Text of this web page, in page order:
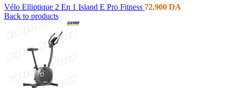
Vélo Elliptique 2 En 1 Island E Pro Fitness 72.900 DA
Back to products